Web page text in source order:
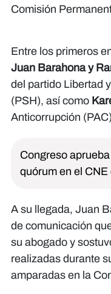
Comisión
Entre los primeros
Juan Barahona y
del partido Libertad
(PSH), así como
Anticorrupción
Congreso
quórum en el
A su llegada, Juan
de comunicación
su abogado y
realizadas durante
amparadas en la